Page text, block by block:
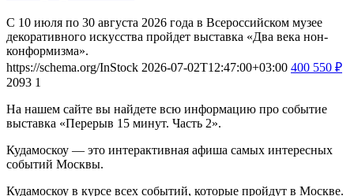
С 10 июля по 30 августа 2026 года в Всероссийском музее
декоративного искусства пройдет выставка «Два века нон-
конформизма».
https://schema.org/InStock 2026-07-02T12:47:00+03:00 400 550 ₽
2093 1
На нашем сайте вы найдете всю информацию про событие
выставка «Перерыв 15 минут. Часть 2».
Кудамоскоу — это интерактивная афиша самых интересных
событий Москвы.
Кудамоскоу в курсе всех событий, которые пройдут в Москве.